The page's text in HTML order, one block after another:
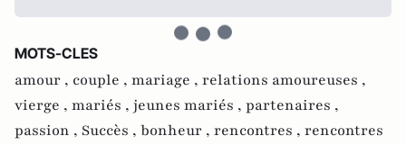
MOTS-CLES
amour , couple , mariage , relations amoureuses ,
vierge , mariés , jeunes mariés , partenaires ,
passion , Succès , bonheur , rencontres , rencontres